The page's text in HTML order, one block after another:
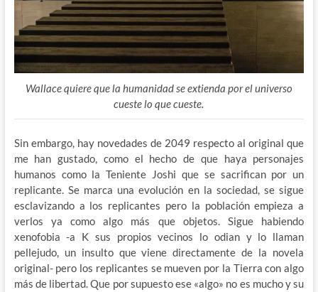
Wallace quiere que la humanidad se extienda por el universo
cueste lo que cueste.
Sin embargo, hay novedades de 2049 respecto al original que
me han gustado, como el hecho de que haya personajes
humanos como la Teniente Joshi que se sacrifican por un
replicante. Se marca una evolución en la sociedad, se sigue
esclavizando a los replicantes pero la población empieza a
verlos ya como algo más que objetos. Sigue habiendo
xenofobia -a K sus propios vecinos lo odian y lo llaman
pellejudo, un insulto que viene directamente de la novela
original- pero los replicantes se mueven por la Tierra con algo
más de libertad. Que por supuesto ese «algo» no es mucho y su